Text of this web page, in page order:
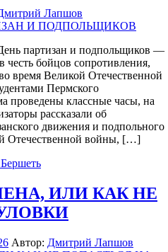
Лапшов
партизан и подпольщиков —
честь бойцов сопротивления,
время Великой Отечественной
Пермского
проведены классные часы, на
рассказали об
движения и подпольного
Отечественной войны, […]
ИЛИ КАК НЕ
Автор: Дмитрий Лапшов